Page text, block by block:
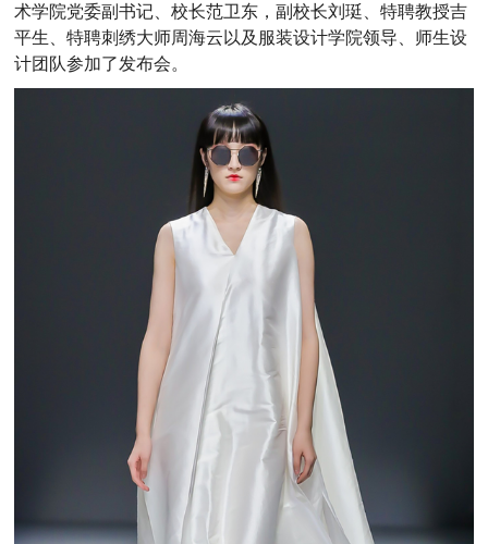
术学院党委副书记、校长范卫东，副校长刘珽、特聘教授吉
平生、特聘刺绣大师周海云以及服装设计学院领导、师生设
计团队参加了发布会。